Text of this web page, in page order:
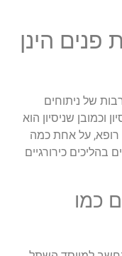
פנים הינן
של ניתוחים
וכמובן שניסיון הוא
רופא, על אחת כמה
כירורגיים
כמו